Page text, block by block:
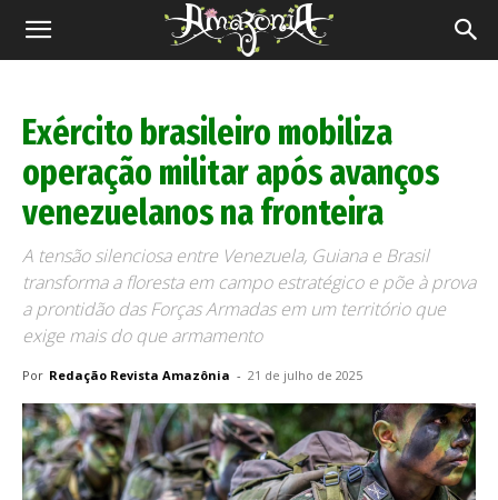
Revista
Exército brasileiro mobiliza
operação militar após avanços
venezuelanos na fronteira
A tensão silenciosa entre Venezuela, Guiana e Brasil
transforma a floresta em campo estratégico e põe à prova
a prontidão das Forças Armadas em um território que
exige mais do que armamento
Por Redação Revista Amazônia - 21 de julho de 2025